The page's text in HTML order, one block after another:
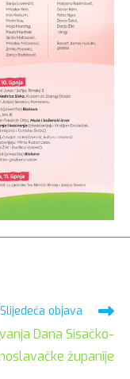
Slijedeća objava
Dana Sisačko-
županije